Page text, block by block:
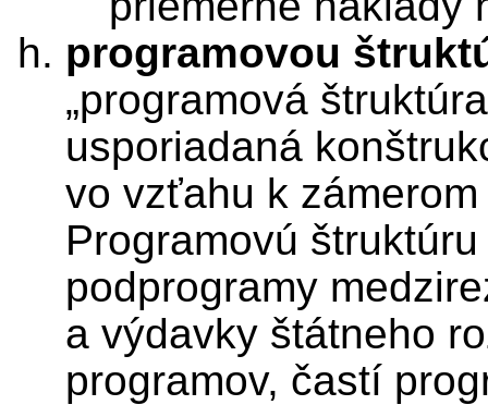
programovou
„programová
usporiadaná
vo vzťahu k
Programovú
podprogramy
a výdavky štátneho
programov, častí